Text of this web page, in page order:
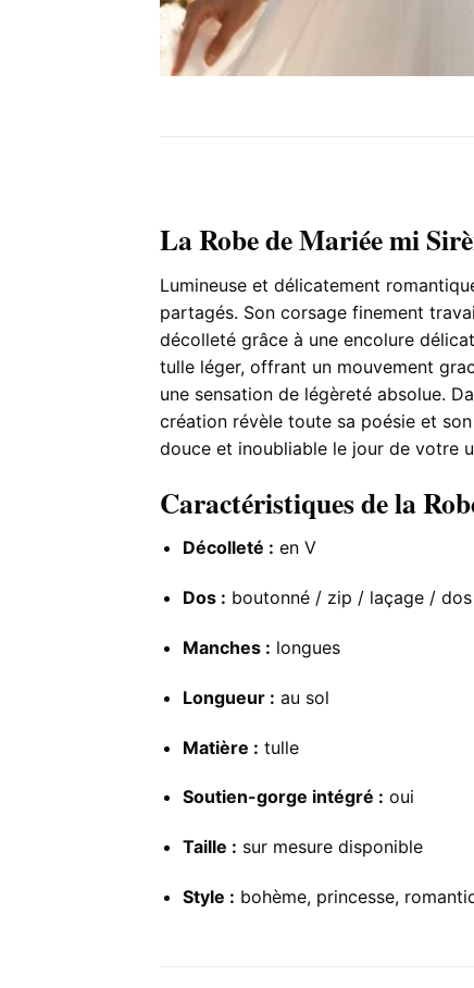
La Robe de Mariée mi
Lumineuse et délicatement
partagés. Son corsage finement
décolleté grâce à une encolure
tulle léger, offrant un mouvement
une sensation de légèreté absolue.
création révèle toute sa poésie et
douce et inoubliable le jour de votre
Caractéristiques de la
Décolleté : en V
Dos : boutonné / zip / laçage / dos
Manches : longues
Longueur : au sol
Matière : tulle
Soutien-gorge intégré : oui
Taille : sur mesure disponible
Style : bohème, princesse,